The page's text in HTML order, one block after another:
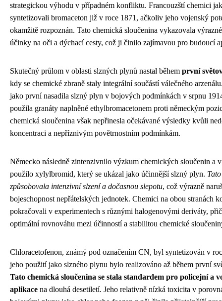
strategickou výhodu v případném konfliktu. Francouzští chemici
syntetizovali bromaceton již v roce 1871, ačkoliv jeho vojenský
okamžitě rozpoznán. Tato chemická sloučenina vykazovala
účinky na oči a dýchací cesty, což ji činilo zajímavou pro budoucí
Skutečný průlom v oblasti slzných plynů nastal během první
kdy se chemické zbraně staly integrální součástí válečného
jako první nasadila slzný plyn v bojových podmínkách v srpnu
použila granáty naplněné ethylbromacetonem proti německým
chemická sloučenina však nepřinesla očekávané výsledky kvůli
koncentraci a nepříznivým povětrnostním podmínkám.
Německo následně zintenzivnilo výzkum chemických sloučenin a
použilo xylylbromid, který se ukázal jako účinnější slzný plyn.
způsobovala intenzivní slzení a dočasnou slepotu, což výrazně
bojeschopnost nepřátelských jednotek. Chemici na obou stranách
pokračovali v experimentech s různými halogenovými deriváty,
optimální rovnováhu mezi účinností a stabilitou chemické
Chloracetofenon, známý pod označením CN, byl syntetizován v
jeho použití jako slzného plynu bylo realizováno až během první
Tato chemická sloučenina se stala standardem pro policejní a
aplikace na dlouhá desetiletí. Jeho relativně nízká toxicita v